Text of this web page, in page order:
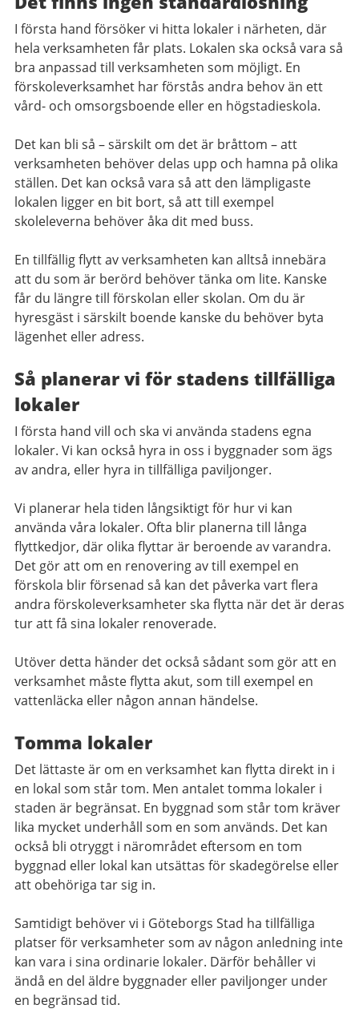
I första hand försöker vi hitta lokaler i närheten, där
hela verksamheten får plats. Lokalen ska också vara så
bra anpassad till verksamheten som möjligt. En
förskoleverksamhet har förstås andra behov än ett
vård- och omsorgsboende eller en högstadieskola.
Det kan bli så – särskilt om det är bråttom – att
verksamheten behöver delas upp och hamna på olika
ställen. Det kan också vara så att den lämpligaste
lokalen ligger en bit bort, så att till exempel
skoleleverna behöver åka dit med buss.
En tillfällig flytt av verksamheten kan alltså innebära
att du som är berörd behöver tänka om lite. Kanske
får du längre till förskolan eller skolan. Om du är
hyresgäst i särskilt boende kanske du behöver byta
lägenhet eller adress.
Så planerar vi för stadens tillfälliga
lokaler
I första hand vill och ska vi använda stadens egna
lokaler. Vi kan också hyra in oss i byggnader som ägs
av andra, eller hyra in tillfälliga paviljonger.
Vi planerar hela tiden långsiktigt för hur vi kan
använda våra lokaler. Ofta blir planerna till långa
flyttkedjor, där olika flyttar är beroende av varandra.
Det gör att om en renovering av till exempel en
förskola blir försenad så kan det påverka vart flera
andra förskoleverksamheter ska flytta när det är deras
tur att få sina lokaler renoverade.
Utöver detta händer det också sådant som gör att en
verksamhet måste flytta akut, som till exempel en
vattenläcka eller någon annan händelse.
Tomma lokaler
Det lättaste är om en verksamhet kan flytta direkt in i
en lokal som står tom. Men antalet tomma lokaler i
staden är begränsat. En byggnad som står tom kräver
lika mycket underhåll som en som används. Det kan
också bli otryggt i närområdet eftersom en tom
byggnad eller lokal kan utsättas för skadegörelse eller
att obehöriga tar sig in.
Samtidigt behöver vi i Göteborgs Stad ha tillfälliga
platser för verksamheter som av någon anledning inte
kan vara i sina ordinarie lokaler. Därför behåller vi
ändå en del äldre byggnader eller paviljonger under
en begränsad tid.